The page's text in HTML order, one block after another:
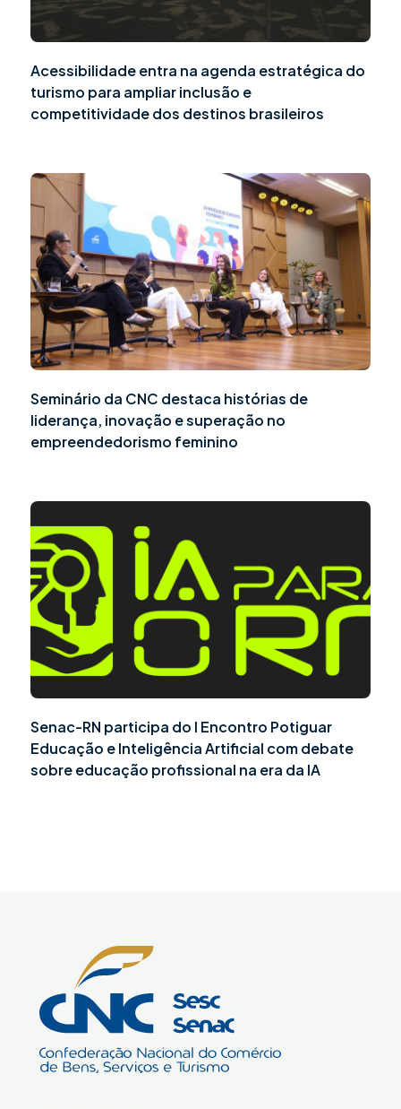
Acessibilidade entra na agenda estratégica do
turismo para ampliar inclusão e
competitividade dos destinos brasileiros
Seminário da CNC destaca histórias de
liderança, inovação e superação no
empreendedorismo feminino
Senac-RN participa do I Encontro Potiguar
Educação e Inteligência Artificial com debate
sobre educação profissional na era da IA